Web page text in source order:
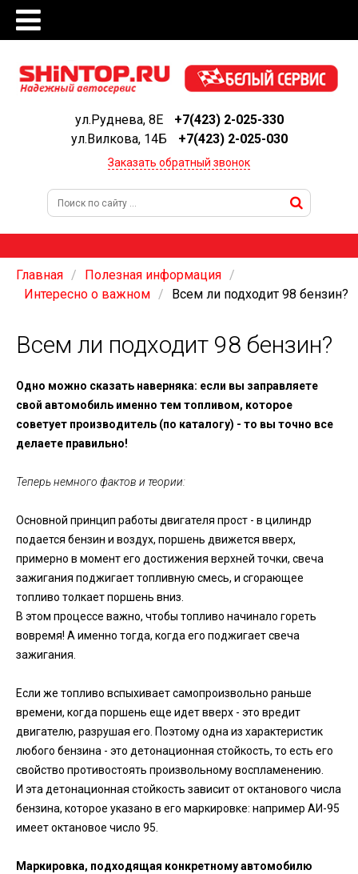
ул.Руднева, 8Е
+7(423) 2-025-330
ул.Вилкова, 14Б
+7(423) 2-025-030
Заказать обратный звонок
Главная
Полезная информация
Интересно о важном
Всем ли подходит 98 бензин?
Всем ли подходит 98 бензин?
Одно можно сказать наверняка: если вы заправляете
свой автомобиль именно тем топливом, которое
советует производитель (по каталогу) - то вы точно все
делаете правильно!
Теперь немного фактов и теории:
Основной принцип работы двигателя прост - в цилиндр
подается бензин и воздух, поршень движется вверх,
примерно в момент его достижения верхней точки, свеча
зажигания поджигает топливную смесь, и сгорающее
топливо толкает поршень вниз.
В этом процессе важно, чтобы топливо начинало гореть
вовремя! А именно тогда, когда его поджигает свеча
зажигания.
Если же топливо вспыхивает самопроизвольно раньше
времени, когда поршень еще идет вверх - это вредит
двигателю, разрушая его. Поэтому одна из характеристик
любого бензина - это детонационная стойкость, то есть его
свойство противостоять произвольному воспламенению.
И эта детонационная стойкость зависит от октанового числа
бензина, которое указано в его маркировке: например АИ-95
имеет октановое число 95.
Маркировка, подходящая конкретному автомобилю